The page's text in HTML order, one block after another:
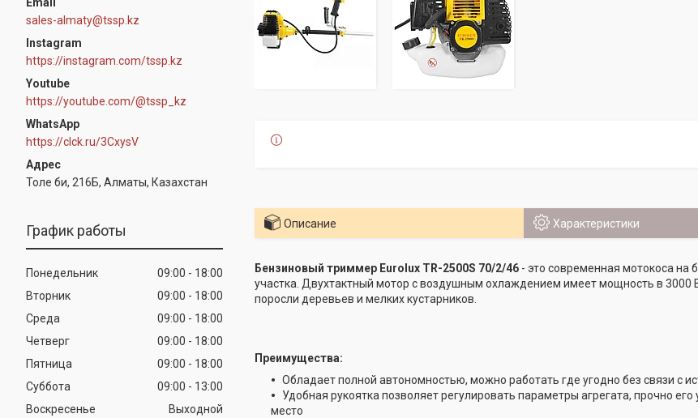
sales-almaty@tssp.kz
Instagram
https://instagram.com/tssp.kz
Youtube
https://youtube.com/@tssp_kz
WhatsApp
https://clck.ru/3CxysV
Толе би, 216Б, Алматы, Казахстан
График работы
Понедельник 09:00
18:00
Вторник
09:00
18:00
Среда
09:00
18:00
Четверг
09:00
18:00
Пятница
09:00
18:00
Суббота
09:00
13:00
Воскресенье
Выходной
Описание Характеристики
Бензиновый триммер Eurolux TR-2500S 70/2/46- это современная мотокоса на
участка. Двухтактный мотор с воздушным охлаждением имеет мощность в 3000
поросли деревьев и мелких кустарников.
Преимущества:
Обладает полной автономностью, можно работать где угодно без связи с
Удобная рукоятка позволяет регулировать параметры агрегата, прочно
место